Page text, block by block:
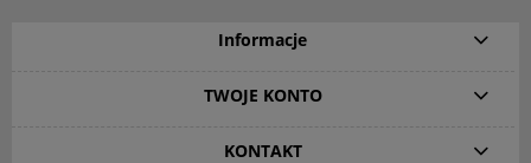
Informacje
TWOJE KONTO
KONTAKT